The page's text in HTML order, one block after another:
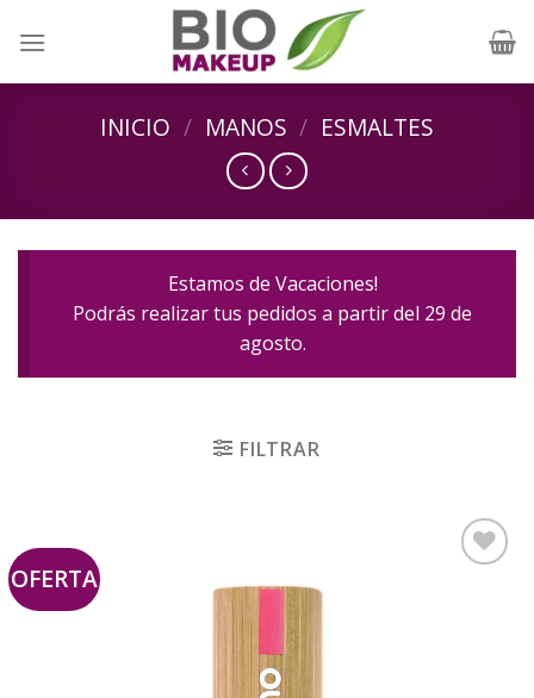
INICIO / MANOS / ESMALTES
Estamos de Vacaciones!
Podrás realizar tus pedidos a partir del 29 de
agosto.
FILTRAR
OFERTA